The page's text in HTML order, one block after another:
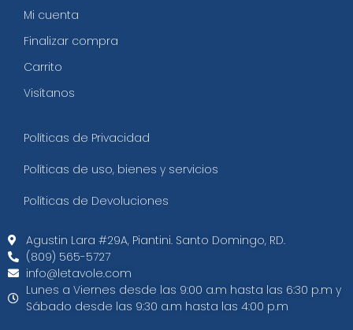
Mi cuenta
Finalizar compra
Carrito
Visítanos
Políticas de Privacidad
Políticas de uso, bienes y servicios
Políticas de Devoluciones
Agustin Lara #29A, Piantini. Santo Domingo, RD.​
(809) 565-5727
info@letavole.com
Lunes a Viernes desde las 9:00 a.m hasta las 6:30 p.m y
Sábado desde las 9:30 a.m hasta las 4:00 p.m